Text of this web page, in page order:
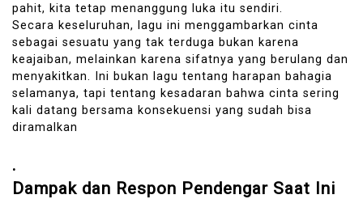
pahit, kita tetap menanggung luka itu sendiri.
Secara keseluruhan, lagu ini menggambarkan cinta
sebagai sesuatu yang tak terduga bukan karena
keajaiban, melainkan karena sifatnya yang berulang dan
menyakitkan. Ini bukan lagu tentang harapan bahagia
selamanya, tapi tentang kesadaran bahwa cinta sering
kali datang bersama konsekuensi yang sudah bisa
diramalkan
.
Dampak dan Respon Pendengar Saat Ini